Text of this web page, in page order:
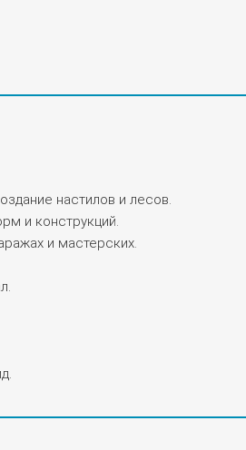
настилов и лесов.
и конструкций.
и мастерских.